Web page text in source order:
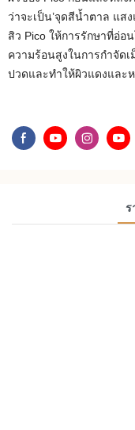
ว่าจะเป็น’จุดสีน้ำตาล แส
สิว Pico ให้การรักษาที่อ่อ
ความร้อนสูงในการกำจัด
ปวดและทำให้ผิวแดงและ
ร